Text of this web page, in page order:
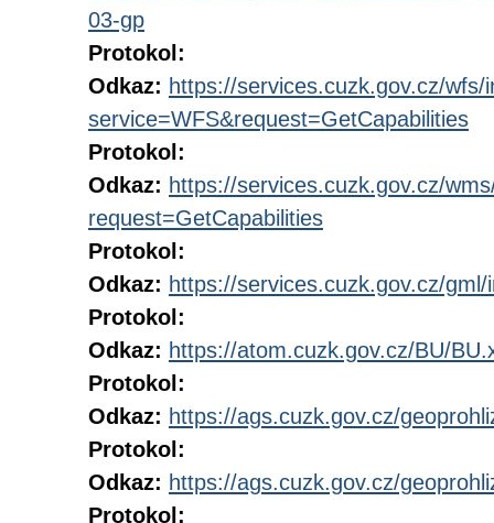
03-gp
Protokol:
Odkaz: https://services.cuzk.gov.cz/wfs/
service=WFS&request=GetCapabilities
Protokol:
Odkaz: https://services.cuzk.gov.cz/
request=GetCapabilities
Protokol:
Odkaz: https://services.cuzk.gov.cz/gml/
Protokol:
Odkaz: https://atom.cuzk.gov.cz/BU/
Protokol:
Odkaz: https://ags.cuzk.gov.cz/
Protokol:
Odkaz: https://ags.cuzk.gov.cz/
Protokol: